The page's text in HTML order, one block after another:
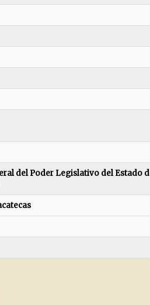
del Poder Legislativo del Estado